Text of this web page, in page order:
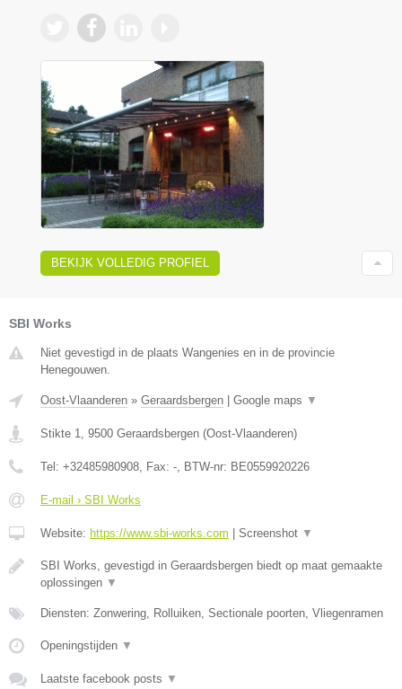
BEKIJK VOLLEDIG PROFIEL
SBI Works
Niet gevestigd in de plaats Wangenies en in de provincie
Henegouwen.
Oost-Vlaanderen » Geraardsbergen | Google maps ▼
Stikte 1 9500 Geraardsbergen (Oost-Vlaanderen)
Tel: +32485980908 , Fax: - , BTW-nr: BE0559920226
E-mail › SBI Works
Website: https://www.sbi-works.com | Screenshot ▼
SBI Works, gevestigd in Geraardsbergen biedt op maat gemaakte
oplossingen ▼
Diensten: Zonwering, Rolluiken, Sectionale poorten, Vliegenramen
Openingstijden ▼
Laatste facebook posts ▼